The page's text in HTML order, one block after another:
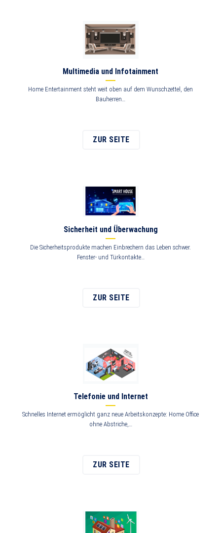
Multimedia und Infotainment
Home Entertainment steht weit oben auf dem Wunschzettel, den
Bauherren…
ZUR SEITE
Sicherheit und Überwachung
Die Sicherheitsprodukte machen Einbrechern das Leben schwer.
Fenster- und Türkontakte…
ZUR SEITE
Telefonie und Internet
Schnelles Internet ermöglicht ganz neue Arbeitskonzepte: Home Office
ohne Abstriche,…
ZUR SEITE